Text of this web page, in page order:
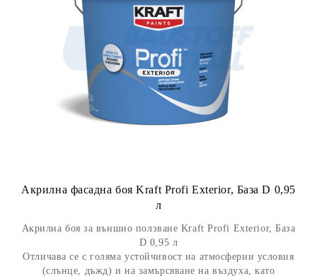
Акрилна фасадна боя Kraft Profi Exterior, База D 0,95
л
Акрилна боя за външно ползване Kraft Profi Exterior, База
D 0,95 л
Отличава се с голяма устойчивост на атмосферни условия
(слънце, дъжд) и на замърсяване на въздуха, като